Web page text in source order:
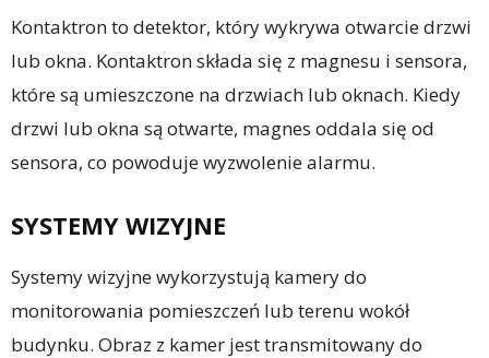
Kontaktron to detektor, który wykrywa otwarcie drzwi
lub okna. Kontaktron składa się z magnesu i sensora,
które są umieszczone na drzwiach lub oknach. Kiedy
drzwi lub okna są otwarte, magnes oddala się od
sensora, co powoduje wyzwolenie alarmu.
SYSTEMY WIZYJNE
Systemy wizyjne wykorzystują kamery do
monitorowania pomieszczeń lub terenu wokół
budynku. Obraz z kamer jest transmitowany do